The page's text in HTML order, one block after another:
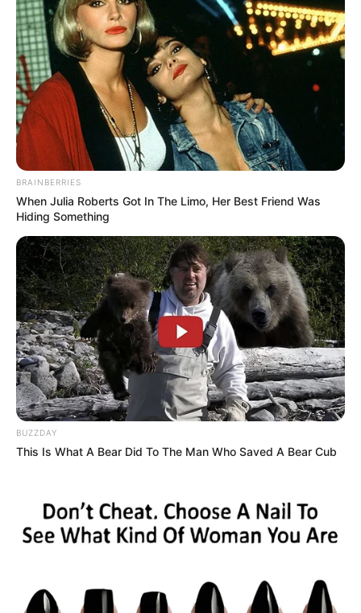
BRAINBERRIES
When Julia Roberts Got In The Limo, Her Best Friend Was
Hiding Something
BUZZDAY
This Is What A Bear Did To The Man Who Saved A Bear Cub